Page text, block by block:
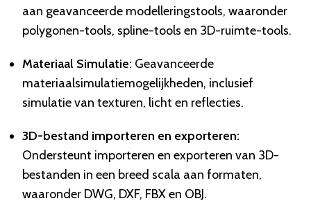
aan geavanceerde modelleringstools, waaronder
polygonen-tools, spline-tools en 3D-ruimte-tools.
Materiaal Simulatie: Geavanceerde
materiaalsimulatiemogelijkheden, inclusief
simulatie van texturen, licht en reflecties.
3D-bestand importeren en exporteren:
Ondersteunt importeren en exporteren van 3D-
bestanden in een breed scala aan formaten,
waaronder DWG, DXF, FBX en OBJ.